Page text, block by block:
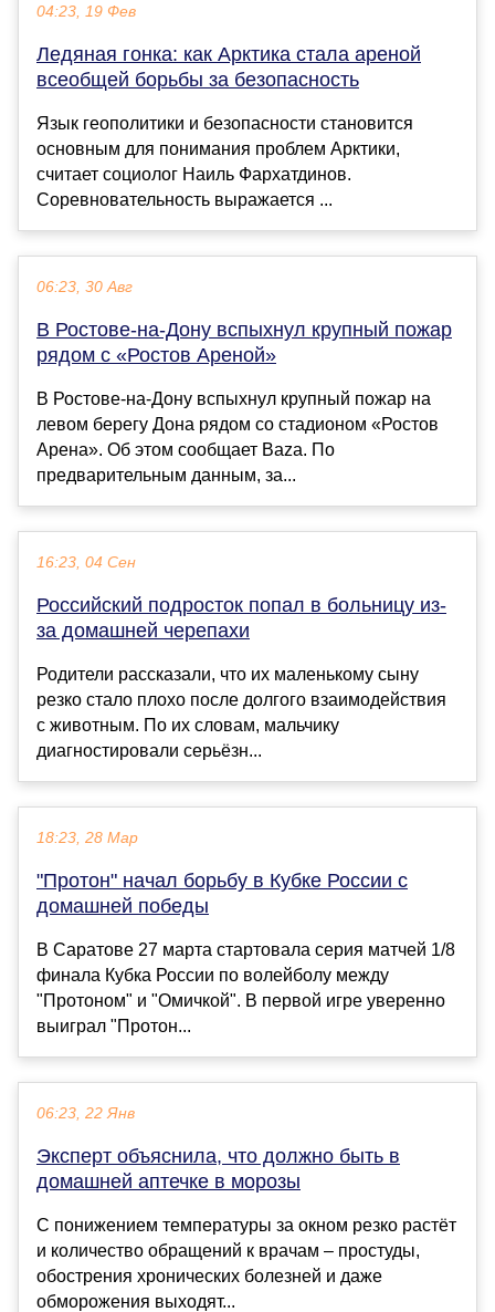
04:23, 19 Фев
Ледяная гонка: как Арктика стала ареной
всеобщей борьбы за безопасность
Язык геополитики и безопасности становится
основным для понимания проблем Арктики,
считает социолог Наиль Фархатдинов.
Соревновательность выражается ...
06:23, 30 Авг
В Ростове-на-Дону вспыхнул крупный пожар
рядом с «Ростов Ареной»
В Ростове-на-Дону вспыхнул крупный пожар на
левом берегу Дона рядом со стадионом «Ростов
Арена». Об этом сообщает Baza. По
предварительным данным, за...
16:23, 04 Сен
Российский подросток попал в больницу из-
за домашней черепахи
Родители рассказали, что их маленькому сыну
резко стало плохо после долгого взаимодействия
с животным. По их словам, мальчику
диагностировали серьёзн...
18:23, 28 Мар
"Протон" начал борьбу в Кубке России с
домашней победы
В Саратове 27 марта стартовала серия матчей 1/8
финала Кубка России по волейболу между
"Протоном" и "Омичкой". В первой игре уверенно
выиграл "Протон...
06:23, 22 Янв
Эксперт объяснила, что должно быть в
домашней аптечке в морозы
С понижением температуры за окном резко растёт
и количество обращений к врачам – простуды,
обострения хронических болезней и даже
обморожения выходят...